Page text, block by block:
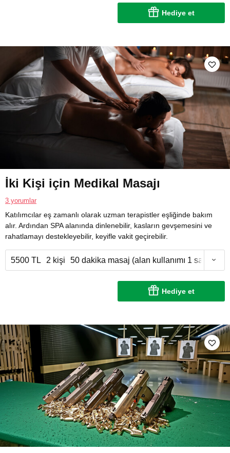
Hediye et
İki Kişi için Medikal Masajı
3 yorumlar
Katılımcılar eş zamanlı olarak uzman terapistler eşliğinde bakım
alır. Ardından SPA alanında dinlenebilir, kasların gevşemesini ve
rahatlamayı destekleyebilir, keyifle vakit geçirebilir.
5500 TL 2 kişi 50 dakika masaj (alan kullanımı 1 saat)
Hediye et